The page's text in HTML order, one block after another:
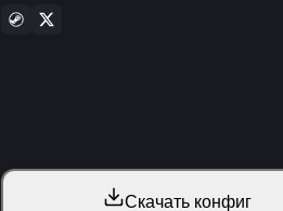
Скачать конфиг